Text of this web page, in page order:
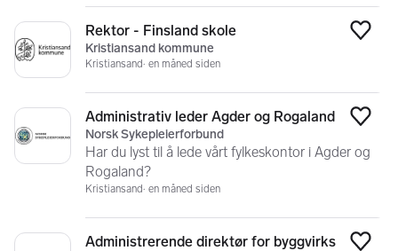
Rektor - Finsland skole
Kristiansand kommune
Kristiansand en måned siden
Administrativ leder Agder og Rogaland
Norsk Sykepleierforbund
Har du lyst til å lede vårt fylkeskontor i Agder og
Rogaland?
Kristiansand en måned siden
Administrerende direktør for byggvirks